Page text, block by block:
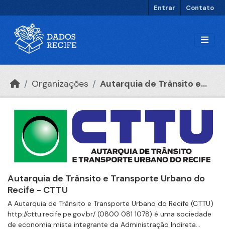
Entrar Contato
Organizações Autarquia de Trânsito e...
Autarquia de Trânsito e Transporte Urbano do
Recife - CTTU
A Autarquia de Trânsito e Transporte Urbano do Recife (CTTU)
http://cttu.recife.pe.gov.br/ (0800 081 1078) é uma sociedade
de economia mista integrante da Administração Indireta...